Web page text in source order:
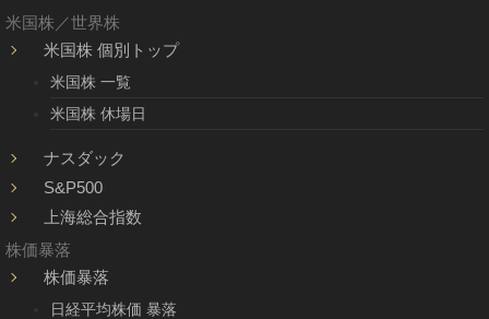
米国株／世界株
米国株 個別トップ
米国株 一覧
米国株 休場日
ナスダック
S&P500
上海総合指数
株価暴落
株価暴落
日経平均株価 暴落